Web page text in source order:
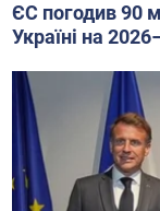
ЄС погодив 90
Україні на